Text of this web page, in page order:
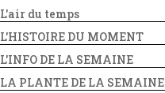
L'air du temps
L'HISTOIRE DU MOMENT
L'INFO DE LA SEMAINE
LA PLANTE DE LA SEMAINE